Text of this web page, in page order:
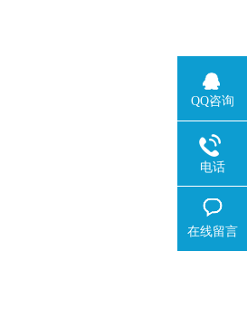
QQ咨询
电话
在线留言